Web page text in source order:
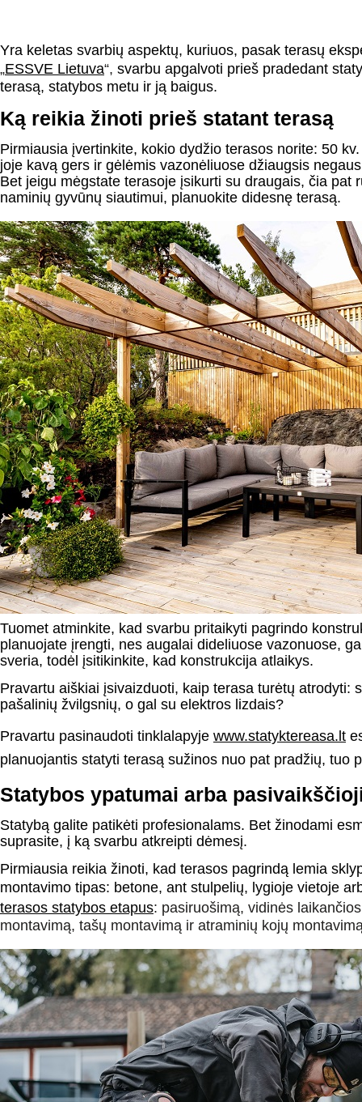
Yra keletas svarbių aspektų, kuriuos, pasak terasų
„ESSVE Lietuva“, svarbu apgalvoti prieš pradedant
terasą, statybos metu ir ją baigus.
Ką reikia žinoti prieš statant terasą
Pirmiausia įvertinkite, kokio dydžio terasos norite: 50
joje kavą gers ir gėlėmis vazonėliuose džiaugsis
Bet jeigu mėgstate terasoje įsikurti su draugais, čia pat
naminių gyvūnų siautimui, planuokite didesnę terasą.
Tuomet atminkite, kad svarbu pritaikyti pagrindo
planuojate įrengti, nes augalai dideliuose vazonuose,
sveria, todėl įsitikinkite, kad konstrukcija atlaikys.
Pravartu aiškiai įsivaizduoti, kaip terasa turėtų atrodyti:
pašalinių žvilgsnių, o gal su elektros lizdais?
Pravartu pasinaudoti tinklalapyje www.statyktereasa.lt
planuojantis statyti terasą sužinos nuo pat pradžių, tuo
Statybos ypatumai arba
Statybą galite patikėti profesionalams. Bet žinodami
suprasite, į ką svarbu atkreipti dėmesį.
Pirmiausia reikia žinoti, kad terasos pagrindą lemia
montavimo tipas: betone, ant stulpelių, lygioje vietoje
terasos statybos etapus: pasiruošimą, vidinės
montavimą, tašų montavimą ir atraminių kojų